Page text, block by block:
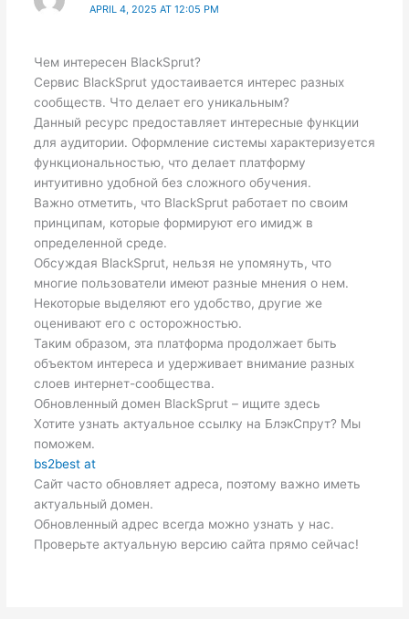
APRIL 4, 2025 AT 12:05 PM
Чем интересен BlackSprut?
Сервис BlackSprut удостаивается интерес разных
сообществ. Что делает его уникальным?
Данный ресурс предоставляет интересные функции
для аудитории. Оформление системы характеризуется
функциональностью, что делает платформу
интуитивно удобной без сложного обучения.
Важно отметить, что BlackSprut работает по своим
принципам, которые формируют его имидж в
определенной среде.
Обсуждая BlackSprut, нельзя не упомянуть, что
многие пользователи имеют разные мнения о нем.
Некоторые выделяют его удобство, другие же
оценивают его с осторожностью.
Таким образом, эта платформа продолжает быть
объектом интереса и удерживает внимание разных
слоев интернет-сообщества.
Обновленный домен BlackSprut – ищите здесь
Хотите узнать актуальное ссылку на БлэкСпрут? Мы
поможем.
bs2best at
Сайт часто обновляет адреса, поэтому важно иметь
актуальный домен.
Обновленный адрес всегда можно узнать у нас.
Проверьте актуальную версию сайта прямо сейчас!